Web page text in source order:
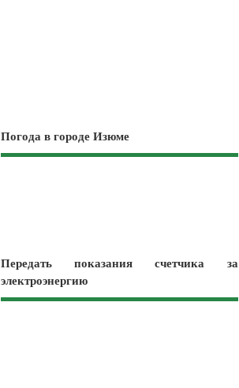
Погода в городе Изюме
Передать показания счетчика за
электроэнергию